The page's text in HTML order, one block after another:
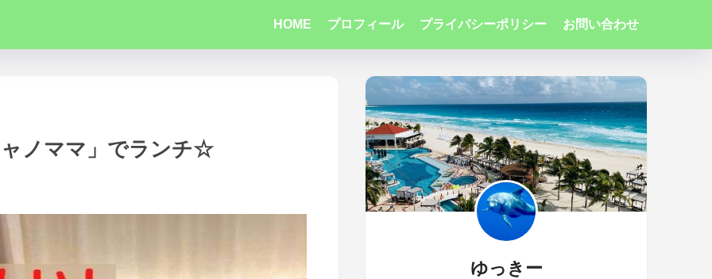
HOME プロフィール プライバシーポリシー お問い合わせ
ノママ」でランチ☆
ゆっきー